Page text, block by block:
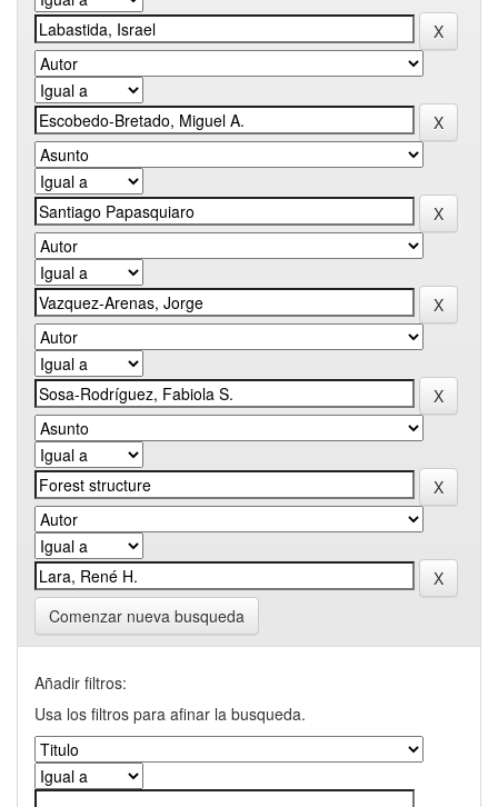
Comenzar nueva busqueda
Añadir filtros:
Usa los filtros para afinar la busqueda.